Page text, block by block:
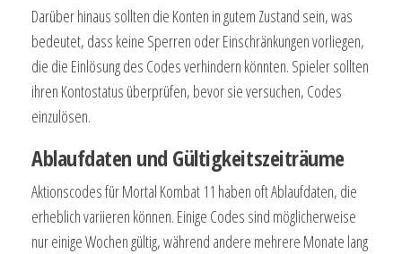
Darüber hinaus sollten die Konten in gutem Zustand sein, was
bedeutet, dass keine Sperren oder Einschränkungen vorliegen,
die die Einlösung des Codes verhindern könnten. Spieler sollten
ihren Kontostatus überprüfen, bevor sie versuchen, Codes
einzulösen.
Ablaufdaten und Gültigkeitszeiträume
Aktionscodes für Mortal Kombat 11 haben oft Ablaufdaten, die
erheblich variieren können. Einige Codes sind möglicherweise
nur einige Wochen gültig, während andere mehrere Monate lang